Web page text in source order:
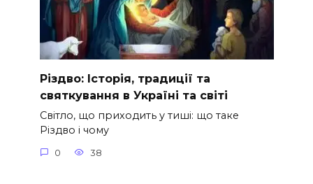
Різдво: Історія, традиції та
святкування в Україні та світі
Світло, що приходить у тиші: що таке
Різдво і чому
0 38